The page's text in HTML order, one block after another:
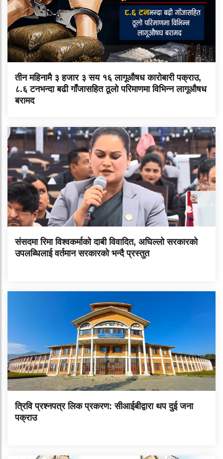
तीन महिनामै ३ हजार ३ सय १६ लागूऔषध कारोबारी पक्राउ,
८.६ टनभन्दा बढी गाँजासहित ठूलो परिमाणमा विभिन्न लागूऔषध
बरामद
संसदमा रिमा विश्वकर्माको दाबी विवादित, अघिल्लो सरकारको
उपलब्धिलाई वर्तमान सरकारको भन्दै प्रस्तुत
त्रिवि प्रश्नपत्र लिक प्रकरण: सीआईबीद्वारा थप दुई जना
पक्राउ